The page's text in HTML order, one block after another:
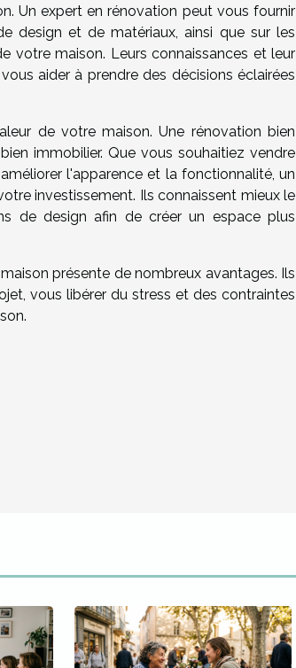
Un expert en rénovation peut vous fournir
design et de matériaux, ainsi que sur les
votre maison. Leurs connaissances et leur
aider à prendre des décisions éclairées
de votre maison. Une rénovation bien
immobilier. Que vous souhaitiez vendre
l'apparence et la fonctionnalité, un
investissement. Ils connaissent mieux le
de design afin de créer un espace plus
présente de nombreux avantages. Ils
vous libérer du stress et des contraintes